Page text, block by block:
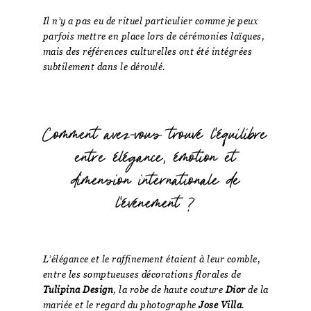
Il n’y a pas eu de rituel particulier comme je peux
parfois mettre en place lors de cérémonies laïques,
mais des références culturelles ont été intégrées
subtilement dans le déroulé.
Comment avez-vous trouvé l'équilibre
entre élégance, émotion et
dimension internationale de
l'événement ?
L’élégance et le raffinement étaient à leur comble,
entre les somptueuses décorations florales de
Tulipina Design, la robe de haute couture Diorde la
mariée et le regard du photographeJose Villa.